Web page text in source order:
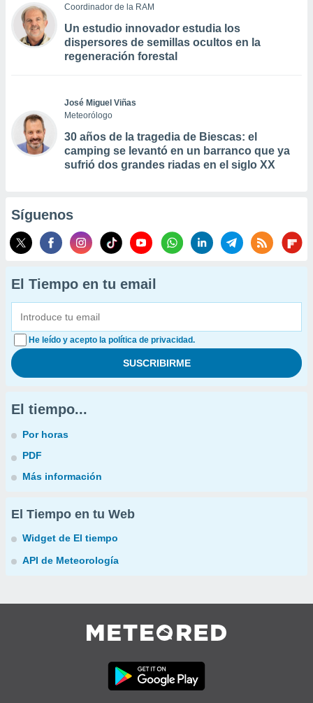
Coordinador de la RAM
Un estudio innovador estudia los
dispersores de semillas ocultos en la
regeneración forestal
José Miguel Viñas
Meteorólogo
30 años de la tragedia de Biescas: el
camping se levantó en un barranco que ya
sufrió dos grandes riadas en el siglo XX
Síguenos
El Tiempo en tu email
He leído y acepto la política de privacidad.
El tiempo...
Por horas
PDF
Más información
El Tiempo en tu Web
Widget de El tiempo
API de Meteorología